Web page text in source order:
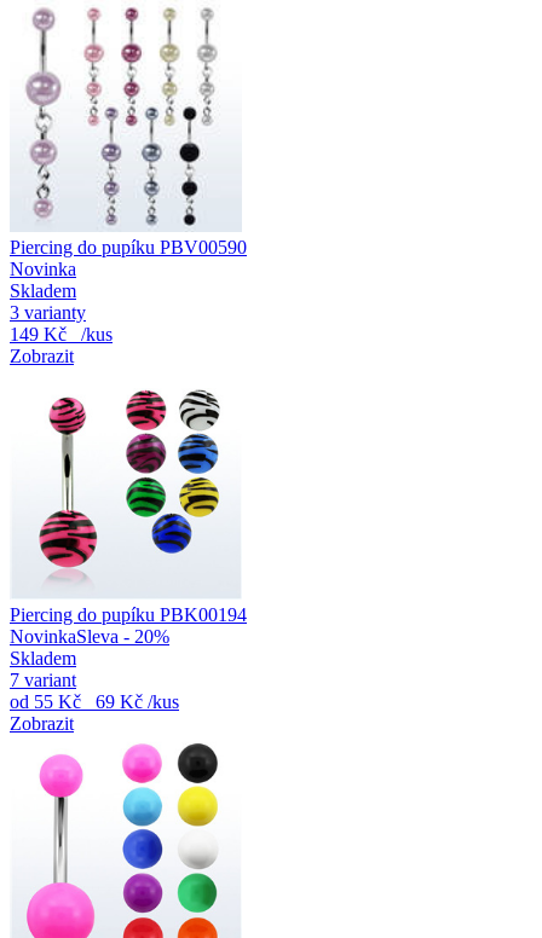
Piercing do pupíku PBV00590
Novinka
Skladem
3 varianty
149 Kč
/kus
Zobrazit
Piercing do pupíku PBK00194
NovinkaSleva - 20%
Skladem
7 variant
od 55 Kč 69 Kč /kus
Zobrazit